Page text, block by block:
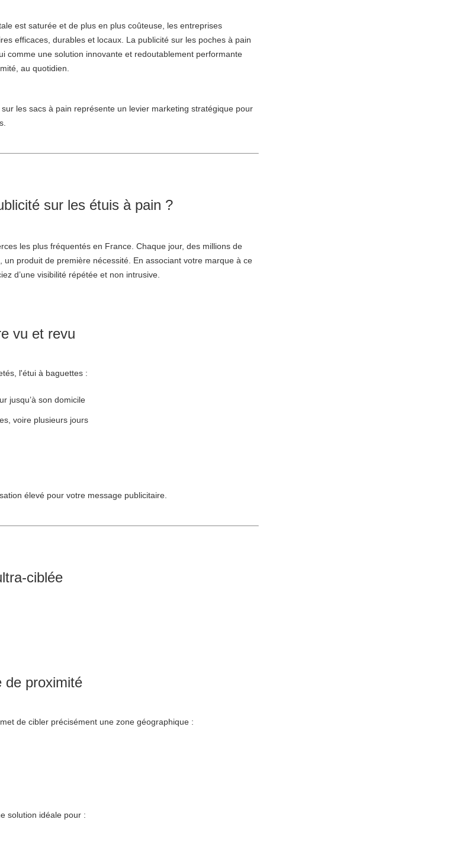
est saturée et de plus en plus coûteuse, les entreprises
efficaces, durables et locaux. La publicité sur les poches à pain
comme une solution innovante et redoutablement performante
au quotidien.
les sacs à pain représente un levier marketing stratégique pour
sur les étuis à pain ?
les plus fréquentés en France. Chaque jour, des millions de
produit de première nécessité. En associant votre marque à ce
d’une visibilité répétée et non intrusive.
vu et revu
l'étui à baguettes :
jusqu’à son domicile
voire plusieurs jours
élevé pour votre message publicitaire.
ciblée
de proximité
de cibler précisément une zone géographique :
solution idéale pour :